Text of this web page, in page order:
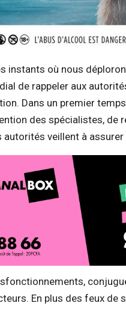
instants où nous
de rappeler aux
Dans un premier
des spécialistes,
autorités veillent à assurer
En plus des feux de